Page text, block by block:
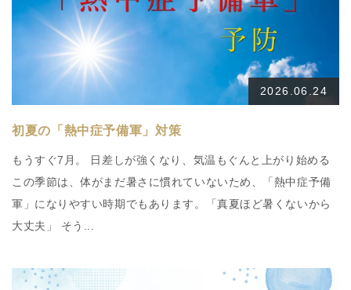
2026.06.24
初夏の「熱中症予備軍」対策
もうすぐ7月。 日差しが強くなり、気温もぐんと上がり始める
この季節は、体がまだ暑さに慣れていないため、「熱中症予備
軍」になりやすい時期でもあります。「真夏ほど暑くないから
大丈夫」 そう...